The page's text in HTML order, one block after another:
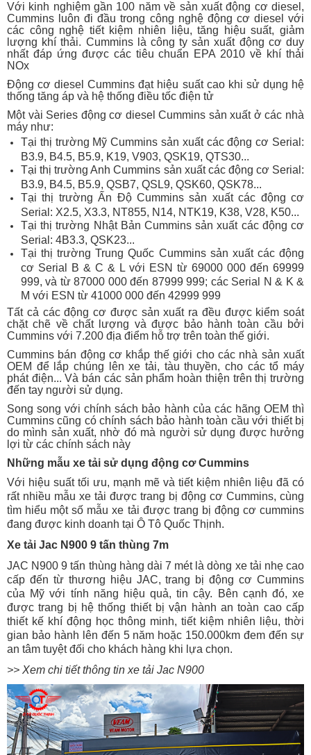
Với kinh nghiệm gần 100 năm về sản xuất động cơ diesel,
Cummins luôn đi đầu trong công nghệ động cơ diesel với
các công nghệ tiết kiệm nhiên liệu, tăng hiệu suất, giảm
lượng khí thải. Cummins là công ty sản xuất động cơ duy
nhất đáp ứng được các tiêu chuẩn EPA 2010 về khí thải
NOx
Động cơ diesel Cummins đạt hiệu suất cao khi sử dụng hệ
thống tăng áp và hệ thống điều tốc điện tử
Một vài Series động cơ diesel Cummins sản xuất ở các nhà
máy như:
Tại thị trường Mỹ Cummins sản xuất các động cơ Serial:
B3.9, B4.5, B5.9, K19, V903, QSK19, QTS30...
Tại thị trường Anh Cummins sản xuất các động cơ Serial:
B3.9, B4.5, B5.9, QSB7, QSL9, QSK60, QSK78...
Tại thị trường Ấn Độ Cummins sản xuất các động cơ
Serial: X2.5, X3.3, NT855, N14, NTK19, K38, V28, K50...
Tại thị trường Nhật Bản Cummins sản xuất các động cơ
Serial: 4B3.3, QSK23...
Tại thị trường Trung Quốc Cummins sản xuất các động
cơ Serial B & C & L với ESN từ 69000 000 đến 69999
999, và từ 87000 000 đến 87999 999; các Serial N & K &
M với ESN từ 41000 000 đến 42999 999
Tất cả các động cơ được sản xuất ra đều được kiểm soát
chặt chẽ về chất lượng và được bảo hành toàn cầu bởi
Cummins với 7.200 địa điểm hỗ trợ trên toàn thế giới.
Cummins bán động cơ khắp thế giới cho các nhà sản xuất
OEM để lắp chúng lên xe tải, tàu thuyền, cho các tổ máy
phát điện... Và bán các sản phẩm hoàn thiện trên thị trường
đến tay người sử dụng.
Song song với chính sách bảo hành của các hãng OEM thì
Cummins cũng có chính sách bảo hành toàn cầu với thiết bị
do mình sản xuất, nhờ đó mà người sử dụng được hưởng
lợi từ các chính sách này
Những mẫu xe tải sử dụng động cơ Cummins
Với hiệu suất tối ưu, mạnh mẽ và tiết kiệm nhiên liệu đã có
rất nhiều mẫu xe tải được trang bị động cơ Cummins, cùng
tìm hiểu một số mẫu xe tải được trang bị động cơ cummins
đang được kinh doanh tại Ô Tô Quốc Thịnh.
Xe tải Jac N900 9 tấn thùng 7m
JAC N900 9 tấn thùng hàng dài 7 mét là dòng xe tải nhẹ cao
cấp đến từ thương hiệu JAC, trang bị động cơ Cummins
của Mỹ với tính năng hiệu quả, tin cậy. Bên cạnh đó, xe
được trang bị hệ thống thiết bị vận hành an toàn cao cấp
thiết kế khí động học thông minh, tiết kiệm nhiên liệu, thời
gian bảo hành lên đến 5 năm hoặc 150.000km đem đến sự
an tâm tuyệt đối cho khách hàng khi lựa chọn.
>> Xem chi tiết thông tin xe tải Jac N900